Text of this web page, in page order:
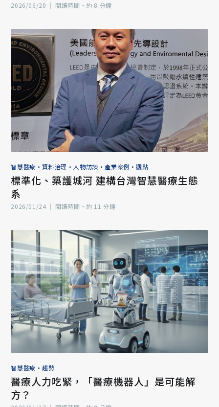
2026/06/20 | 閱讀時間‧約 8 分鐘
智慧醫療 •資料治理 • 人物訪談 • 產業案例 •觀點
標準化、築護城河 建構台灣智慧醫療生態
系
2026/01/24 | 閱讀時間‧約 11 分鐘
智慧醫療 •趨勢
醫療人力吃緊，「醫療機器人」是可能解
方？